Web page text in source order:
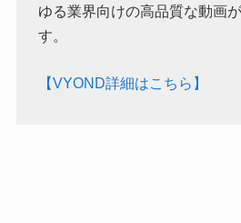
ゆる業界向けの高品質な動画
す。
【VYOND詳細はこちら】